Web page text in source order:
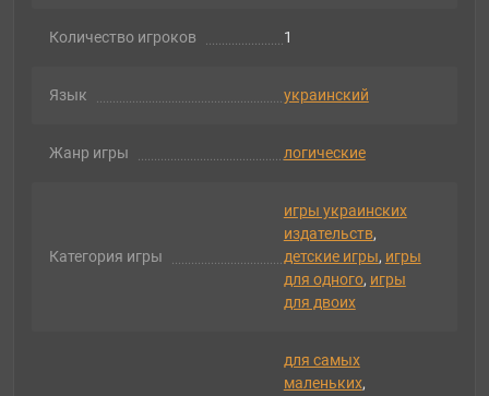
Количество игроков 1
Язык украинский
Жанр игры логические
Категория игры
игры украинских
издательств,
детские игры, игры
для одного, игры
для двоих
для самых
маленьких,